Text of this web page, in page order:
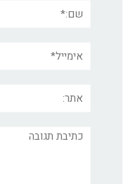
תגובה